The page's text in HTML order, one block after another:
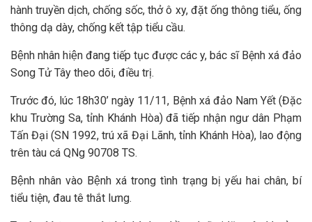
hành truyền dịch, chống sốc, thở ô xy, đặt ống thông tiểu, ống
thông dạ dày, chống kết tập tiểu cầu.
Bệnh nhân hiện đang tiếp tục được các y, bác sĩ Bệnh xá đảo
Song Tử Tây theo dõi, điều trị.
Trước đó, lúc 18h30’ ngày 11/11, Bệnh xá đảo Nam Yết (Đặc
khu Trường Sa, tỉnh Khánh Hòa) đã tiếp nhận ngư dân Phạm
Tấn Đại (SN 1992, trú xã Đại Lãnh, tỉnh Khánh Hòa), lao động
trên tàu cá QNg 90708 TS.
Bệnh nhân vào Bệnh xá trong tình trạng bị yếu hai chân, bí
tiểu tiện, đau tê thắt lưng.